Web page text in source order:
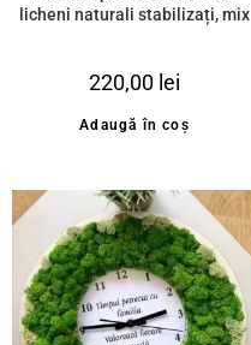
licheni naturali stabilizați, mix
minuni!” 35cm
220,00 lei
Adaugă în coș